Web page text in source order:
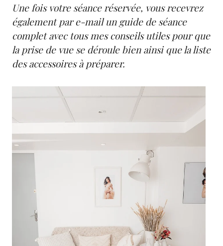
Une fois votre séance réservée, vous recevrez
également par e-mail un guide de séance
complet avec tous mes conseils utiles pour que
la prise de vue se déroule bien ainsi que la liste
des accessoires à préparer.